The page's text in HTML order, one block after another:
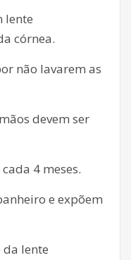
lente
córnea.
não lavarem as
devem ser
4 meses.
e expõem
lente